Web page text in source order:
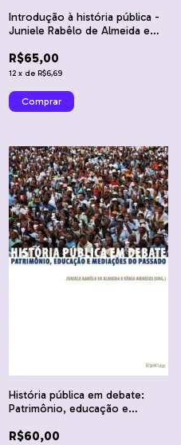
Introdução à história pública -
Juniele Rabêlo de Almeida e
Rovai
R$65,00
12 x de R$6,69
História pública em debate:
Patrimônio, educação e
Juniele Rabêlo de Almeida e
R$60,00